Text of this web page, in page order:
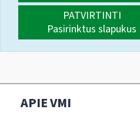
PATVIRTINTI
Pasirinktus slapukus
APIE VMI